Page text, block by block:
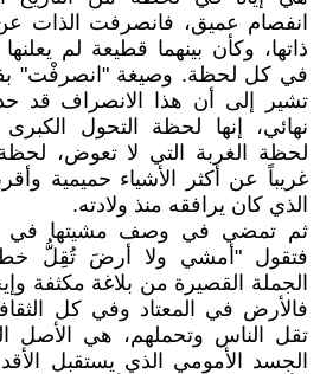
انفصام عميق، فانصرفت الذات
ذاتها، وكأن بينهما قطيعة لم
في كل لحظة. وصيغة "انصرفْت"
تشير إلى أن هذا الانصراف قد
نهائي، إنها لحظة التحول
لحظة الغربة التي لا تعوض،
غريباً عن أكثر الأشياء حميمية
الذي كان يرافقه منذ ولادته.
ثم تمضي في وصف مشيتها في
فتقول "أمشي ولا أرضَ تُقِلُّ
الجملة القصيرة من بلاغة مكثفة
فالأرض في المعتاد وفي كل
تقل الناس وتحملهم، هي الأصل
الجسد الأمومي الذي يستقبل